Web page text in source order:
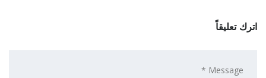
اترك تعليقاً